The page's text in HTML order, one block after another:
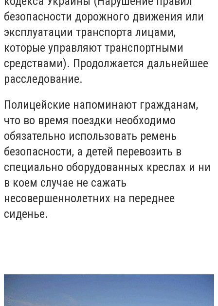
безопасности дорожного движения или
эксплуатации транспорта лицами,
которые управляют транспортными
средствами). Продолжается дальнейшее
расследование.
Полицейские напоминают гражданам,
что во время поездки необходимо
обязательно использовать ремень
безопасности, а детей перевозить в
специально оборудованных креслах и ни
в коем случае не сажать
несовершеннолетних на переднее
сиденье.